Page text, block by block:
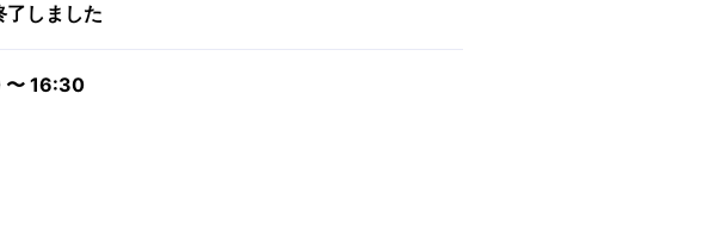
了しました
〜 16:30